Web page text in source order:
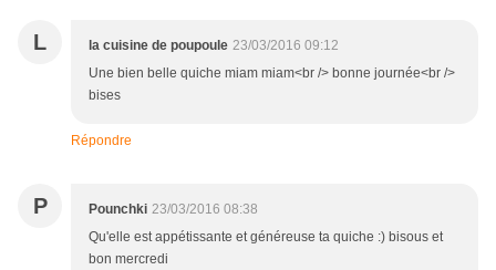
L la cuisine de poupoule 23/03/2016 09:12
Une bien belle quiche miam miam<br /> bonne journée<br />
bises
Répondre
P Pounchki 23/03/2016 08:38
Qu'elle est appétissante et généreuse ta quiche :) bisous et
bon mercredi